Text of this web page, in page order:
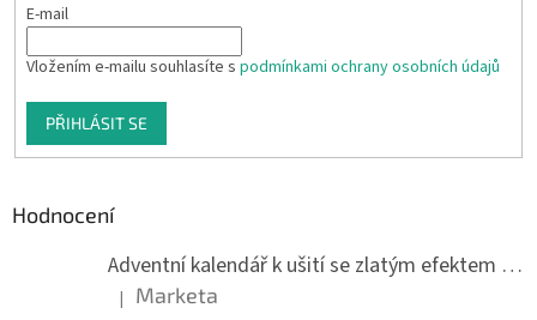
E-mail
Vložením e-mailu souhlasíte s podmínkami ochrany osobních údajů
PŘIHLÁSIT SE
Hodnocení
Adventní kalendář k ušití se zlatým efektem 042Q
Hodnocení produktu je 5 z 5 hvězdiček.
| Marketa